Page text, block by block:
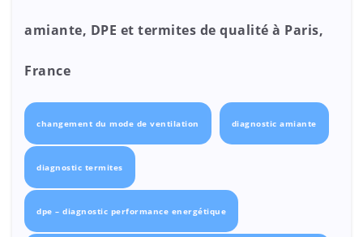
amiante, DPE et termites de qualité à Paris,
France
changement du mode de ventilation diagnostic amiante
diagnostic termites
dpe – diagnostic performance energétique